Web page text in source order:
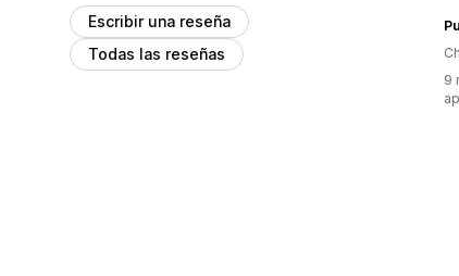
Escribir una reseña
Todas las reseñas
9